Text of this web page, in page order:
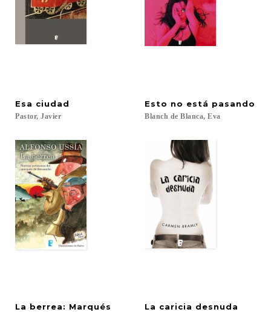
Esa ciudad
Pastor, Javier
Esto no está pasando
Blanch de Blanca, Eva
La berrea: Marqués
La caricia desnuda